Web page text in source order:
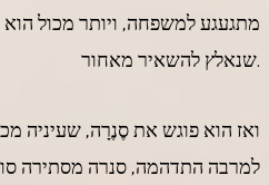
מתגעגע למשפחה, ויותר מכול הוא
שנאלץ להשאיר מאחור.
ואז הוא פוגש את סֶנֶרָה, שעיניה
למרבה התדהמה, סנרה מסתירה